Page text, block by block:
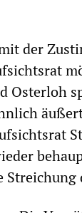
der
Osterloh